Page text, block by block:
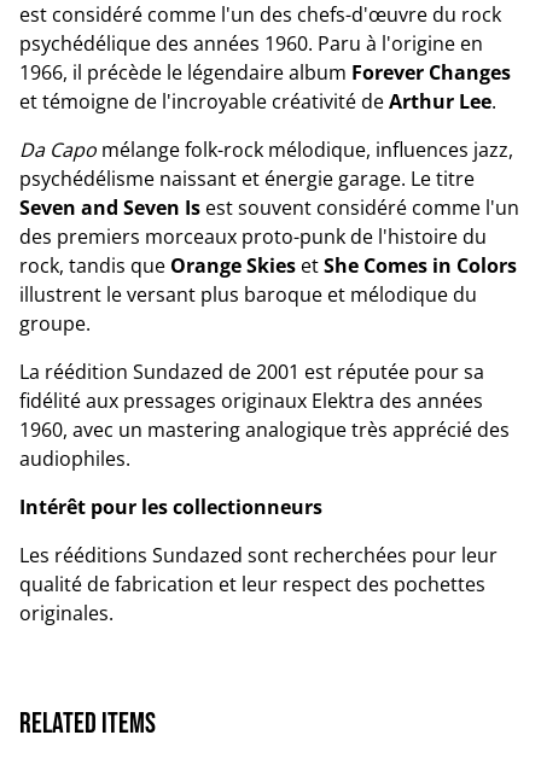
est considéré comme l'un des chefs-d'œuvre du rock
psychédélique des années 1960. Paru à l'origine en
1966, il précède le légendaire album Forever Changes
et témoigne de l'incroyable créativité deArthur Lee.
Da Capo mélange folk-rock mélodique, influences jazz,
psychédélisme naissant et énergie garage. Le titre
Seven and Seven Is est souvent considéré comme l'un
des premiers morceaux proto-punk de l'histoire du
rock, tandis que Orange Skies etShe Comes in Colors
illustrent le versant plus baroque et mélodique du
groupe.
La réédition Sundazed de 2001 est réputée pour sa
fidélité aux pressages originaux Elektra des années
1960, avec un mastering analogique très apprécié des
audiophiles.
Intérêt pour les collectionneurs
Les rééditions Sundazed sont recherchées pour leur
qualité de fabrication et leur respect des pochettes
originales.
Related items